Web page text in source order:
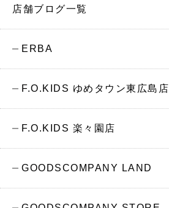
店舗ブログ一覧
ERBA
F.O.KIDS ゆめタウン東広島店
F.O.KIDS 楽々園店
GOODSCOMPANY LAND